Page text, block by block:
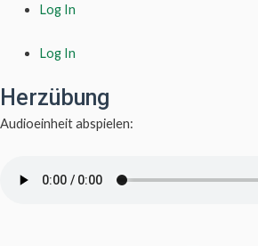
Log In
Log In
Herzübung
Audioeinheit abspielen: